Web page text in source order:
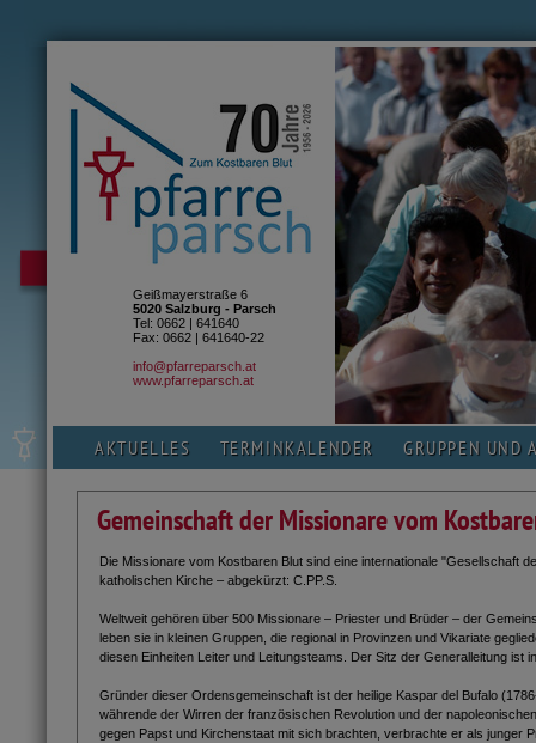
Geißmayerstraße 6
5020 Salzburg - Parsch
Tel: 0662 | 641640
Fax: 0662 | 641640-22
info@pfarreparsch.at
www.pfarreparsch.at
AKTUELLES TERMINKALENDER GRUPPEN UND
Gemeinschaft der Missionare vom
Die Missionare vom Kostbaren Blut sind eine internationale "Gesellschaft
katholischen Kirche – abgekürzt: C.PP.S.
Weltweit gehören über 500 Missionare – Priester und Brüder – der
leben sie in kleinen Gruppen, die regional in Provinzen und Vikariate
diesen Einheiten Leiter und Leitungsteams. Der Sitz der Generalleitung ist
Gründer dieser Ordensgemeinschaft ist der heilige Kaspar del Bufalo
währende der Wirren der französischen Revolution und der
gegen Papst und Kirchenstaat mit sich brachten, verbrachte er als junger